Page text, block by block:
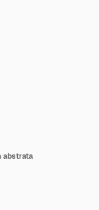
abstrata